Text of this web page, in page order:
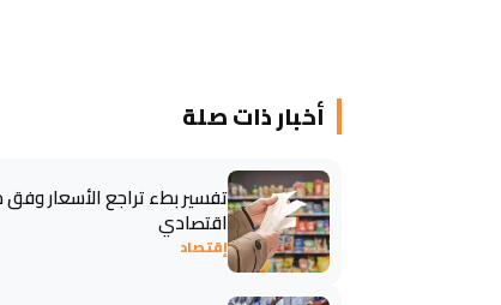
أخبار ذات صلة
تفسير بطء تراجع الأسعار
اقتصادي
إقتصاد